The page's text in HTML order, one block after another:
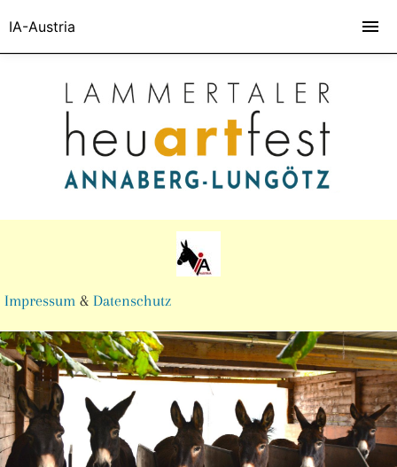
Impressum & Datenschutz
IA-Austria